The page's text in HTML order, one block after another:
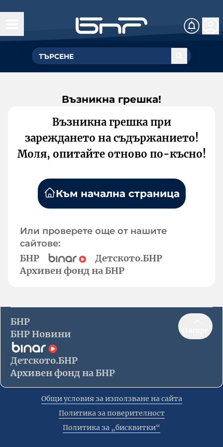
Възникна грешка!
Възникна грешка при
зареждането на съдържанието!
Моля, опитайте отново по-късно!
Към начална страница
Или проверете още от нашите
сайтове:
БНР
Детското.БНР
Архивен фонд на БНР
БНР
БНР Новини
Детското.БНР
Архивен фонд на БНР
Общи условия за използване на сайта
Политика за поверителност
Политика за „бисквитки“